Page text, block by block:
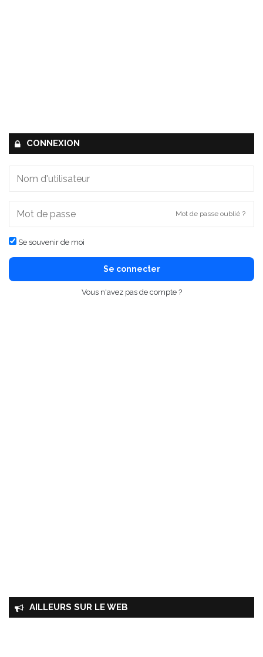
CONNEXION
Mot de passe oublié ?
Se souvenir de moi
Se connecter
Vous n'avez pas de compte ?
AILLEURS SUR LE WEB